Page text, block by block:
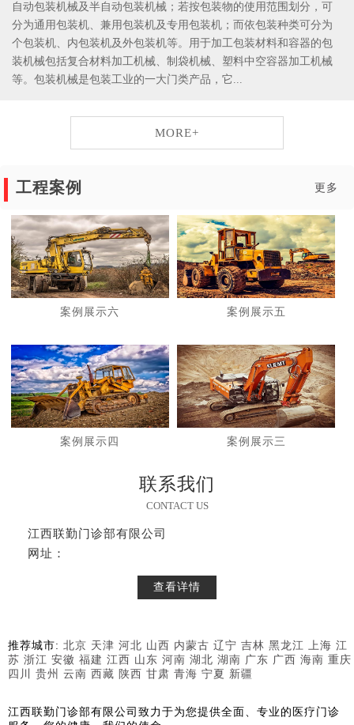
自动包装机械及半自动包装机械；若按包装物的使用范围划分，可
分为通用包装机、兼用包装机及专用包装机；而依包装种类可分为
个包装机、内包装机及外包装机等。用于加工包装材料和容器的包
装机械包括复合材料加工机械、制袋机械、塑料中空容器加工机械
等。包装机械是包装工业的一大门类产品，它...
MORE+
工程案例 更多
案例展示六 案例展示五
案例展示四 案例展示三
联系我们
CONTACT US
江西联勤门诊部有限公司
网址：
查看详情
推荐城市: 北京 天津 河北 山西 内蒙古 辽宁 吉林 黑龙江 上海 江
苏 浙江 安徽 福建 江西 山东 河南 湖北 湖南 广东 广西 海南 重庆
四川
贵州 云南 西藏 陕西 甘肃 青海 宁夏 新疆
江西联勤门诊部有限公司致力于为您提供全面、专业的医疗门诊